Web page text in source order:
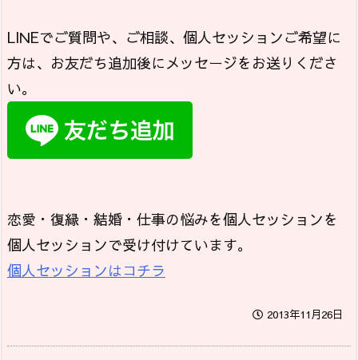
LINEでご質問や、ご相談、個人セッションご希望に
方は、お友だち追加後にメッセージをお送りくださ
い。
恋愛・復縁・結婚・仕事の悩みを個人セッションを
個人セッションで受け付けています。
個人セッションはコチラ
2013年11月26日